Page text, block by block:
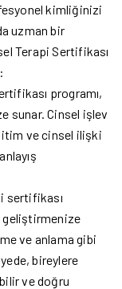
kimliğinizi
uzman bir
Terapi Sertifikası
programı,
sunar. Cinsel işlev
ve cinsel ilişki
sertifikası
geliştirmenize
ve anlama gibi
bireylere
ve doğru